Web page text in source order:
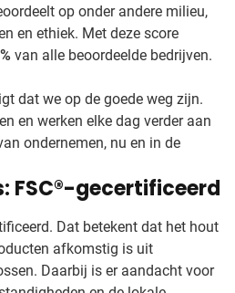
op onder andere milieu,
en ethiek. Met deze score
van alle beoordeelde bedrijven.
dat we op de goede weg zijn.
en werken elke dag verder aan
ondernemen, nu en in de
FSC®-gecertificeerd
Dat betekent dat het hout
afkomstig is uit
Daarbij is er aandacht voor